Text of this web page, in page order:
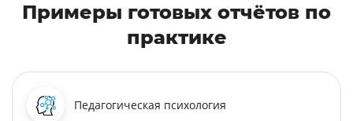
Примеры готовых отчётов по
практике
Педагогическая психология